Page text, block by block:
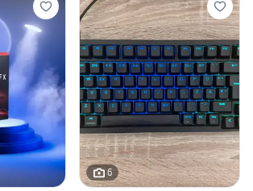
6